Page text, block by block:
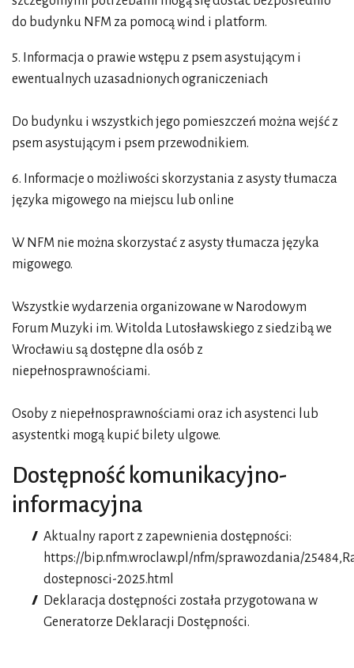
do budynku NFM za pomocą wind i platform.
5. Informacja o prawie wstępu z psem asystującym i
ewentualnych uzasadnionych ograniczeniach
Do budynku i wszystkich jego pomieszczeń można wejść z
psem asystującym i psem przewodnikiem.
6. Informacje o możliwości skorzystania z asysty tłumacza
języka migowego na miejscu lub online
W NFM nie można skorzystać z asysty tłumacza języka
migowego.
Wszystkie wydarzenia organizowane w Narodowym
Forum Muzyki im. Witolda Lutosławskiego z siedzibą we
Wrocławiu są dostępne dla osób z
niepełnosprawnościami.
Osoby z niepełnosprawnościami oraz ich asystenci lub
asystentki mogą kupić bilety ulgowe.
Dostępność komunikacyjno-
informacyjna
Aktualny raport z zapewnienia dostępności:
https://bip.nfm.wroclaw.pl/nfm/sprawozdania/
dostepnosci-2025.html
Deklaracja dostępności została przygotowana w
Generatorze Deklaracji Dostępności.